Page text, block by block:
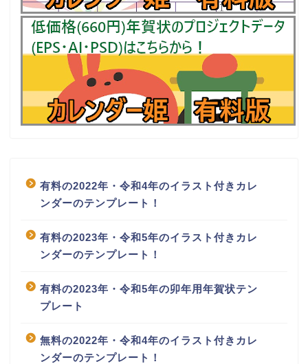
有料の2022年・令和4年のイラスト付きカレ
ンダーのテンプレート！
有料の2023年・令和5年のイラスト付きカレ
ンダーのテンプレート！
有料の2023年・令和5年の卯年用年賀状テン
プレート
無料の2022年・令和4年のイラスト付きカレ
ンダーのテンプレート！